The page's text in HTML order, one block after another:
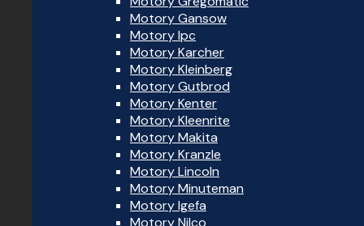
Motory Gansow
Motory Ipc
Motory Karcher
Motory Kleinberg
Motory Gutbrod
Motory Kenter
Motory Kleenrite
Motory Makita
Motory Kranzle
Motory Lincoln
Motory Minuteman
Motory Igefa
Motory Nilco